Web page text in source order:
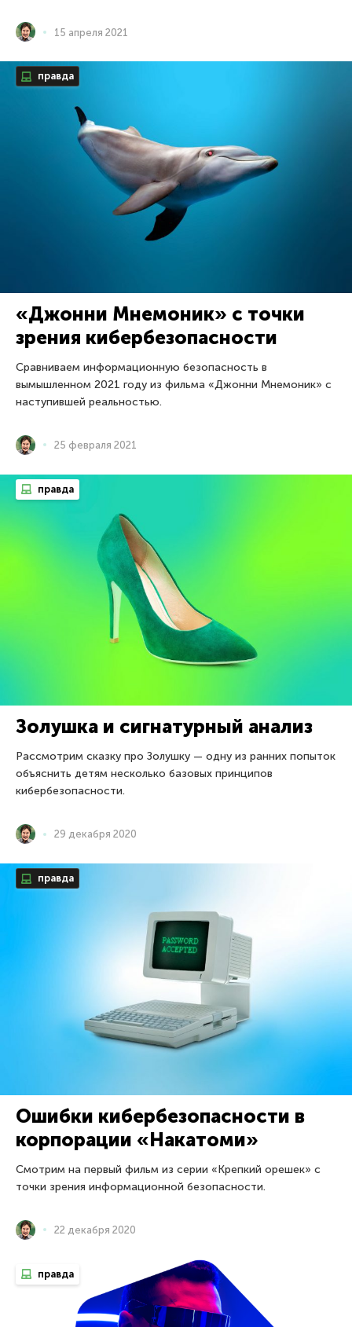
15 апреля 2021
правда
«Джонни Мнемоник» с точки
зрения кибербезопасности
Сравниваем информационную безопасность в
вымышленном 2021 году из фильма «Джонни Мнемоник» с
наступившей реальностью.
25 февраля 2021
правда
Золушка и сигнатурный анализ
Рассмотрим сказку про Золушку — одну из ранних попыток
объяснить детям несколько базовых принципов
кибербезопасности.
29 декабря 2020
правда
Ошибки кибербезопасности в
корпорации «Накатоми»
Смотрим на первый фильм из серии «Крепкий орешек» с
точки зрения информационной безопасности.
22 декабря 2020
правда